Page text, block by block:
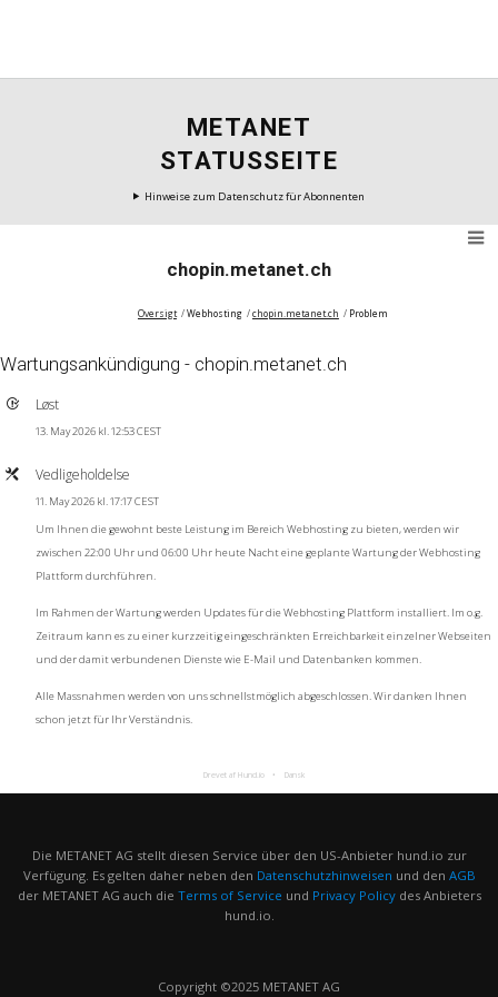
METANET
STATUSSEITE
Hinweise zum Datenschutz für Abonnenten
chopin.metanet.ch
Oversigt Webhosting chopin.metanet.ch Problem
Wartungsankündigung - chopin.metanet.ch
Løst
13. May 2026 kl. 12:53 CEST
Vedligeholdelse
11. May 2026 kl. 17:17 CEST
Um Ihnen die gewohnt beste Leistung im Bereich Webhosting zu bieten, werden wir
zwischen 22:00 Uhr und 06:00 Uhr heute Nacht eine geplante Wartung der Webhosting
Plattform durchführen.
Im Rahmen der Wartung werden Updates für die Webhosting Plattform installiert. Im o.g.
Zeitraum kann es zu einer kurzzeitig eingeschränkten Erreichbarkeit einzelner Webseiten
und der damit verbundenen Dienste wie E-Mail und Datenbanken kommen.
Alle Massnahmen werden von uns schnellstmöglich abgeschlossen. Wir danken Ihnen
schon jetzt für Ihr Verständnis.
Drevet af Hund.io Dansk
Die METANET AG stellt diesen Service über den US-Anbieter hund.io zur
Verfügung. Es gelten daher neben den Datenschutzhinweisen und den AGB
der METANET AG auch die Terms of Service und Privacy Policydes Anbieters
hund.io.
Copyright ©2025 METANET AG